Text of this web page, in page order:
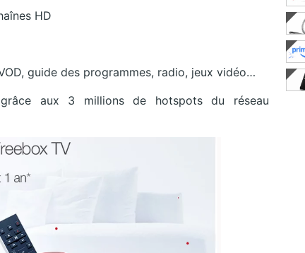
HD
guide des programmes, radio, jeux vidéo…
aux 3 millions de hotspots du réseau